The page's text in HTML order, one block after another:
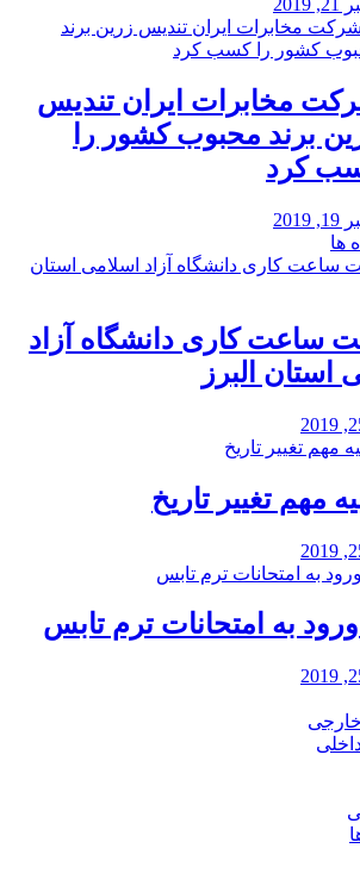
مخابرات ایران تندیس
برند محبوب کشور را
کرد
ها
ساعت کاری دانشگاه آزاد
استان البرز
مهم تغییر تاریخ
به امتحانات ترم تابس